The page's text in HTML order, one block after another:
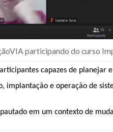
participando do curso
capazes de planejar
implantação e operação de
em um contexto de